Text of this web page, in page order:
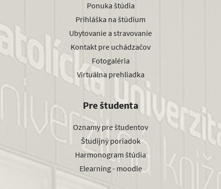
Ponuka štúdia
Prihláška na štúdium
Ubytovanie a stravovanie
Kontakt pre uchádzačov
Fotogaléria
Virtuálna prehliadka
Pre študenta
Oznamy pre študentov
Študijný poriadok
Harmonogram štúdia
Elearning - moodle